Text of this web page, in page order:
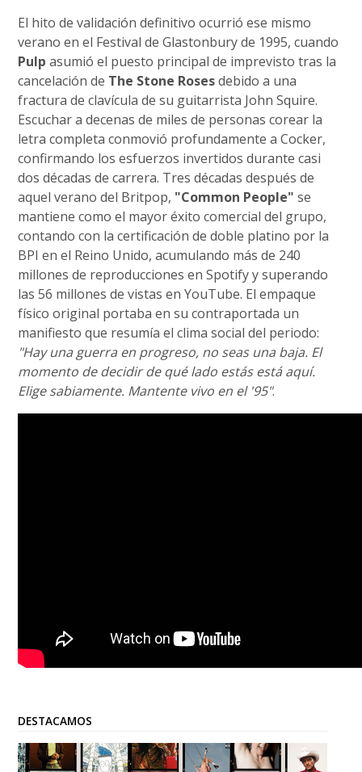
El hito de validación definitivo ocurrió ese mismo
verano en el Festival de Glastonbury de 1995, cuando
Pulp asumió el puesto principal de imprevisto tras la
cancelación de The Stone Rosesdebido a una
fractura de clavícula de su guitarrista John Squire.
Escuchar a decenas de miles de personas corear la
letra completa conmovió profundamente a Cocker,
confirmando los esfuerzos invertidos durante casi
dos décadas de carrera. Tres décadas después de
aquel verano del Britpop, "Common People" se
mantiene como el mayor éxito comercial del grupo,
contando con la certificación de doble platino por la
BPI en el Reino Unido, acumulando más de 240
millones de reproducciones en Spotify y superando
las 56 millones de vistas en YouTube. El empaque
físico original portaba en su contraportada un
manifiesto que resumía el clima social del periodo:
"Hay una guerra en progreso, no seas una baja. El
momento de decidir de qué lado estás está aquí.
Elige sabiamente. Mantente vivo en el '95".
DESTACAMOS